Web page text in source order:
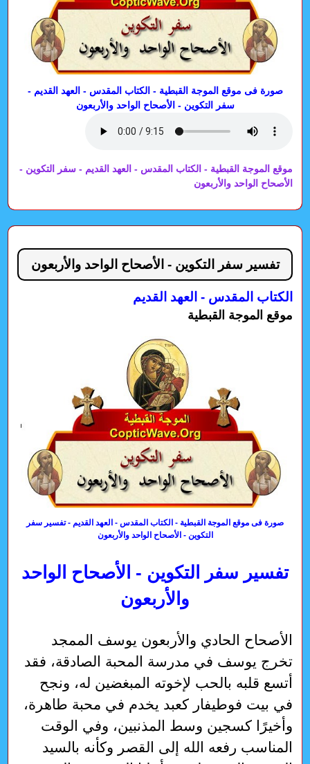
صورة فى موقع الموجة القبطية - الكتاب المقدس - العهد القديم -
سفر التكوين - الأصحاح الواحد والأربعون
موقع الموجة القبطية - الكتاب المقدس - العهد القديم - سفر التكوين -
الأصحاح الواحد والأربعون
تفسير سفر التكوين - الأصحاح الواحد والأربعون
الكتاب المقدس - العهد القديم
موقع الموجة القبطية
صورة فى موقع الموجة القبطية - الكتاب المقدس - العهد القديم - تفسير سفر
التكوين - الأصحاح الواحد والأربعون
تفسير سفر التكوين - الأصحاح الواحد
والأربعون
الأصحاح الحادي والأربعون يوسف الممجد تخرج يوسف في مدرسة المحبة الصادقة، فقد أتسع قلبه بالحب لإخوته المبغضين له، ونجح في بيت فوطيفار كعبد يخدم في محبة طاهرة، وأخيرًا كسجين وسط المذنبين، وفي الوقت المناسب رفعه الله إلى القصر وكأنه بالسيد المسيح الذي نزل من أجلنا إلى سجن الجحيم لكي يرفعنا معه إلى قصره السماوي واهبًا إيانا خبزًا سماويًا. 1. حلما فرعون 1-8 2. إحضار يوسف 9-16 3. الحلمان وتفسيرهما 17-32 4. مشورة يوسف 33-36 5. يوسف وختم فرعون 37-46 6. يوسف وتخزين القمح 47-49 7. أبنا يوسف 50-52 8. يوسف يشبع مصر 53-75 1. حلما فرعون: طلب يوسف من رئيس السقاة أن يذكره أمام فرعون دون أن يمس سمعة امرأة فوطيفار في شئ، لكن إذ اتكل يوسف على هذا الذراع البشري تركه بعد ذلك سنتين في السجن، حتى متى جاء الوقت المحدد من قبل الله تكلم الله نفسه في قلب فرعون خلال حلمين أزعجاه. رأى فرعون نفسه واقفًا عند نهر النيل، وإذا بسبع بقرات حسنة المنظر وسمينة خرجت من النهر لترتع من مرج أخضر وخصيب، ثم خرجت سبع بقرات أخرى قبيحة المنظر ورقيقة اللحم أكلت البقرات الأولى وقد بقيت كما هي في قبح منظرها [21]. وإذ استيقظ فرعون ونام رأى سبع سنابل في ساق واحدة سمينه وحسنة، ابتلعتها سبع سنابل رقيقة ملفوحة بالريح الشرقية نابتة وراءها... لقد فسر يوسف الحلمين بكونهما يشيران إلى أمر واحد أراد الله تأكيده، هو حدوث رخاء عظيم لمدة سبع سنوات يفسده جوع شديد وقحط ليس له مثيل لمدة سبع سنوات تالية. إن كان النيل يشير إلى مياه المعمودية التي من خلالها أنطلق الرب بكنيسته المقدسة مرموزًا إليها بالسبع بقرات الحسنة المنظر والسمينة فإن عدو الخير ينطلق كوحش بحري معه أتباعه الأشرار القبيحو المنظر روحيًا والرقيقو اللحم، غايتهم افتراس الكنيسة في أواخر الدهر... إذ يقول السيد المسيح: "لو لم تقصر تلك الأيام لم يخلص جسد" (مت 24: 22)؛ "حتى يضلوا لو أمكن المختارون أيضًا، هذا أنا قد سبقت وأخبرتكم" (مت 24: 25). وقد قدم لنا السيد المسيح وصفًا مرًا لمجيء المسيح الدجال في أواخر الدهور، سبق لنا عرض أقوال الكثير من الآباء في تفسيره[427]. تكرر الأمر بالنسبة لسنابل الحنطة، فإن كانت الكنيسة تمثل سنابل القمح المتحدة في ساق ملفوحة بالريح الشرقية، التي يقول عنها القديس هيبوليتس الروماني[428]: [أنها المسيح الدجال، يهب من الشرق كريح ساخنة تحرق الزرع المقدس. هكذا يهاجم المسيح الكذاب بأتباعه الكنيسة المسيح ليفسدها في أواخر الدهور]. يبدو أنها ستكون أيام مريرة عند ظهور ضد المسيح، الذي قال عنه الرسول بولس: "يستعلن إنسان الخطية ابن الهلاك المقاوم والمرتفع على كل ما يدعى إلهًا أو معبودًا حتى أنه يجلس في هيكل الله (كإله) مظهرًا نفسه أنه إله" (2 تس 2: 4). وإذ يتعرض العلامة أوريجانوس لضد المسيح في عظاته على سفر أرميا يشكر الله أنه لا يعاصر هذه الأيام القادمة إذ يتساءل: "هل يا ترى سيوجد مؤمن واحد في كل كنيسة؟! بهذا يعكس العلامة أوريجانوس فكر الكنيسة في القرن الثاني عن المسيح الدجال. 2. إحضار يوسف: إذ أنزعج فرعون أحضر جميع سحرة مصر وحكمائها وقص عليهم حلمه فعجزوا عن تقديم تفسير للحلم. هنا تذكر رئيس السقاة ما حدث له ولرئيس الخبازين في السجن وكيف فسر لهما الغلام العبراني يوسف الحلمين. أخبر رئيس السقاة فرعون، فاستدعى يوسف الذي حلق وأبدل ثيابه ودخل على فرعون... وإذ أخبره فرعون بالأمر، أجاب: "ليس لي، الله يجيب بسلامة فرعون" [16]. إن كان إطلاق الشعر وارتداء ملابس السجن يشيران إلى التجسد الإلهي، حيث حمل السيد المسيح طبيعتنا لكن بغير فساد وارتدى جسدنا، فما فعله يوسف إذ حلق شعره وأبدل ثيابه ليدخل على فرعون يشير إلى السيد المسيح الذي يرتفع بنا إلى مجده، إلى حضن أبيه بعد أن ينزع عنا عارنا ويبدل طبيعتنا الأولى إلى طبيعة تليق بتمتعنا بحياته. في المسيح يسوع نخلع إنساننا القديم لنلبس الإنسان الجديد الذي على صورة خالقه. 3. الحلمان وتفسيرهما: قص فرعون ليوسف الحلمين وأخبره أن السحرة لم يستطيعوا أن يخبروه بتفسيرهما. هنا فرعون يمثل العالم الذي كان الله يتحدث معه خلال الأحلام والرموز خاصة في العصر الموسوي... حتى يأتي السيد المسيح نفسه – يوسف – الذي يكشف لنا الرموز، ويحدثنا فمًا لفم، ويهبنا المشورة الصالحة باستلامه قيادة حياتنا، وإقامة مخازن قمح روحي في أعماقنا. ما أحوجنا أن ننطلق من الحكماء والسحرة إلى يوسف الحقيقي، فلا نعود نتكل على فهمنا البشري بل بالإيمان نلتقي بربنا يسوع، يكشف لنا الأسرار الإلهية ويقود حياتنا في أيام الشبع كما في أيام الجوع، ويتسلم تدبيرنا الروحي حتى يخرج بنا من ضيق هذا العالم إلى كمال مجده الأبدي! 4. مشورة يوسف: لم يقف عمل يوسف عند تفسير الحلمين بل قدم لفرعون مشورة صالحة بحسب الحكمة الإلهية: "فالآن لينظر فرعون رجلاً بصيرًا وحكيمًا يجعله على أرض مصر. يفعل فرعون فيوكل نظارًا على الأرض، ويأخذ خُمس غلة مصر في سبع سني الشبع، فيجمعون جميع طعام هذه السنين الجيدة القادمة ويخزنون قمحًا تحت يد فرعون طعامًا في المدن ويحفظونه، فيكون الطعام ذخيرة لسبع سني الجوع التي تكون في أرض مصر، فلا تنقرض الأرض بالجوع" [ 34–36]. لقد تركزت مشورة يوسف في النقاط التالية: أولاً: الحاجة إلى رجل بصير وحكيم يقيمه فرعون على أرض مصر... وكانت إجابة فرعون على هذا المطلب: "هل نجد مثل هذا رجلاً فيه روح الله؟! ثم قال فرعون ليوسف: بعدما أعلمك الله كل هذا ليس بصير وحكيم مثلك. أنت تكون على بيتي، وعلى فمك يقبل جميع شعبي" [ 38–40]. إذ يفتح الرب بصيرتنا فلا نعيش بعد تحت ظلال الناموس، بك يتكشف الحلمان فنفهم الحق عوض الظل، والمرموز إليه عوض الرموز نكتشف هذه الحقيقة أننا محتاجون إلى من يتسلم أرضنا ويتدبر حياتنا الداخلية بحكمة سماوية، فنقول ليوسفنا: إن كنت قد أدخلتنا إلى الحق، وفتحت بصائرنا على السموات من هو بصير وحكيم مثلك؟! من يكون على بيتي الداخلي ويشبع أفواه حواسي وعواطفي وكل طاقاتي غيرك؟! بمعنى آخر كلما دخل بنا ربنا يسوع المسيح إلى أسراره السماوية ازداد إحساسنا بالحاجة إليه والتهبت أعماقنا شوقًا نحوه، فنقول مع العروس: "وجدت من تحبه نفسي فأمسكته ولم أرخه حتى أدخلته بيت أمي وحجرة من حبلت بي" (نش 3: 4). إن كان فرعون قد تعلق قلبه بيوسف قائلاً: "هل نجد مثل هذا الرجلاً فيه روح الله؟!"، فكم بالحري يليق بنا أن نتعلق بذاك الذي روح الله هو روحه؟! الواحد مع الروح القدس في اللاهوت؟! يقول الرسول بولس: "لأن غاية الناموس هي المسيح" (رو 10: 4)... فإذ يكشف لنا السيد المسيح عن أسرار الناموس وأعماقه نكتشف غايته أن يدفعنا نحو المسيح كمخلص وعريس للنفس البشرية. ولعله لهذا السبب كان المرتل يصرخ: "بنورك يارب نعاين النور"، وكأنه يقول بمسيحك الذي هو نورك نكتشف أسرار ناموسك فيدخل بنا إلى المسيح نفسه بكونه "النور الإلهي". المسيح هو الطريق وهو الغاية! ثانيًا: يوسف يسأل فرعون أن يقيم نظارًا على الأرض تحت قيادة ذاك الحكيم الذي يدبر أرض مصر. ماذا يعني بهؤلاء النظار إلاَّ تقديس الحواس، فتكون جميع حواسنا مضبوطة في الرب ومقدسة، تعمل لا حسب أهواء الجسد بل حسب مشورة السيد المسيح مدبر حياتنا كلها. والعجيب أن السيد المسيح لم يأتمن نظارًا على حواسنا غير روحه القدوس الذي وحده يقدر أن يقدس ويشكل حواسنا حسب إرادته الإلهية. يقول القديس الأنبا أنطونيوس: [الروح القدس يعلم الإنسان أن يحفظ الجسد كله – من الرأس إلى القدمين – في تناسق. فيحفظ العينين لتنظرا بنقاوة. ويحفظ الأذنين لتصغيا في سلام دون أن تتلذذ بالأحاديث عن الآخرين والافتراءات وذم الغير. ويحفظ اللسان لينطق بالصلاة وحده، معطيًا وزنًا لكل كلمة، فلا يسمح لشيء دنس أو شهواني أن يختلط بحديثه. ويحفظ اليدين لتتحركا طبيعيًا فترتفعان للصلاة لصنع الرحمة والكرم. ويحفظ المعدة ليكون لها حدود مناسبة للأكل والشرب، وذلك حسب القدر الكافي لقوت الجسد، فلا يترك الشهوة والنهم ينحرفان به فتتعدى حدودها. ويحفظ القدمين ليسلكا حسب إرادة الله بهدف القيام بالأعمال الصالحة. بهذا يكون الجسد كله قد اعتاد كل عمل صالح، وصار خاضعًا لسلطان الروح القدس، فيتغير شيئًا فشيئًا حتى يشارك – إلى حد ما – في النهاية صفات الجسد الروحي الذي يناله في القيامة العادلة[429]]. ثالثًا: طالب يوسف فرعون بالجمع في أيام الشبع، وتخزين خُمس المحصول السنوي لمدة سبع سنوات حتى يستخدم هذا الفائض في أيام الجوع. هذه مشورة حكيمة يليق بكل مؤمن أن يلتزم بها روحيًا، ففي فترات تعزيته الروحية والتهاب قلبه بمحبة الله يكون حريصًا أن يغتنم كل فرصة ليجمع لحساب ملكوت الله في مخازن قلبه الداخلية، حتى متى كان أمينًا وغير مستهتر في تلك الآونة يسنده الرب نفسه في أوقات الجفاف وفي فترات التجارب. بقد أمانتنا في فترات الالتهاب الروحي وحرصنا على كل فرصة للنمو والبنيان المستمر، نجد عون الله المجاني يفيض في فترات الفتور... فهو أمين و"ليس بظالم حتى ينسى عملكم وتعب المحبة" (عب 6: 10). إن كنا تحت الناموس نلتزم بتقديم العشور، ففي عهد النعمة يليق بنا أن نقدم بفيض، فالخُمس هنا لا يعني كمًا معينًا إنما تقديم حواسنا له بكونها خمس حواس! رابعًا: إذ نقيم في الأرض مخازن "لا تنقرض الأرض بالجوع" [36]... بمعنى أنه إن صار جسدنًا يحمل فيه مخازن الحنطة الروحية، فإن الخطية لا تستطيع أن تفسده بجوعها، بل يجتاز فترات الضيق دون أن يهلك! 5. يوسف وختم فرعون: تلمس فرعون في يوسف أنه رجل فيه روح الله [38]، إنسان بصير وحكيم ليس مثله في الحكمة، لذا قال له: "أنظر قد جعلتك على كل أرض مصر، وخلع فرعون خاتمه من يده وجعله في يد يوسف، وألبسه ثياب بوص (من الكتان الأبيض) ووضع طوق ذهب في عنقه، وأركبه في مركبته الثانية، ونادوا أمامه أركعوا" [41–43]. يا للعجب الذي طرده إخوته من بينهم وحسبوه أهلاً للموت يكرمه الملك الوثني ويقيمه في قصره على كل أرض مصر. إخوته خلعوا قميصه الملون، وغريب الجنس يقدم له الثوب الكتاني الأبيض. باعه إخوته كعبد والوثني يهبه خاتمه ويضع طوق في عنقه ويركبه مركبته الثانية. إخوته أذلوه والغريب نادى أن يركع له الجميع. من هو يوسف هذا إلاَّ السيد المسيح الذي رفضته أمته وقبله الأمم كملك يسيطر على قلوبهم ويدبر حياتهم ويتجلى في أعماقهم؟! من هو يوسف هذا إلاَّ كل مؤمن حق يثبت في السيد المسيح ليصير مرفوضًا من أخوته، مشهودًا لبره من الذين في الخارج؟! أما فرعون فإن كان يمثل الشعوب الوثنية التي قبلت السيد المسيح، العبد المرفوض من إخوته، ليملك عليها روحيًا ويتسلم قيادة حياتها، يمكننا القول أنه يمثل الآب أيضًا. فكما خرج يوسف من السجن ليلتقي بفرعون ويتسلم الخاتم من يده والثوب الكتاني الأبيض وطوق الذهب في عنقه والمركبة. إنه السيد المسيح الذي صار لأجلنا كعبد، ودخل إلى الجحيم كما في السجن، ولحسابنا أنطلق فنال باسمنا من الآب خاتم البنوة، فصرنا فيه أبناء الله، وتمتعنا ببره كثوب كتاني أبيض بلا عيب ولا دنس، وصار لنا شركة أمجاده معلنة في الطوق الذهبي، وتمتعنا بالمركبة السماوية المنطلقة بنا نحو السماء كما من مجد إلى مجد ومن قوة إلى قوة، وصرنا فيه ملوكًا مكرمين. لقد دعى فرعون يوسف "صفنات فعنيح" التي تعني بالمصرية "طعام الحياة"... اللقب الذي يليق بحق بالسيد المسيح إذ لم يبن مخازن أرضية ليجمع حنطة في أيام الرخاء بل قدم نفسه خبزًا سماويًا، من يأكله لا يجوع إلى الأبد. يرى البعض أن هذا اللقب يعني بالعبرية "مخلص العالم" أو "معلن الأسرار". أزوجه فرعون اسنات ابنة فوطي فارع كاهن أون، وكان في ذلك يرمز لاتحاد السيد المسيح بعروسه القادمة من الأمم حيث كان والدها يتعبد ويكهن للأصنام. هذا وأسنات أسم آلهة الحكمة، واسم أبيها فوطي فارع يعني المنتسب لرع إله الشمس، أما أون فهي هليوبوليس مدينة الشمس...ويقول إن أسنات كانت فتاة جميلة ومهذبة أحبت يوسف بسبب ما اتسم به من سمات فتركت عبادة الأوثان والتصقت بعبادة الله الحيّ